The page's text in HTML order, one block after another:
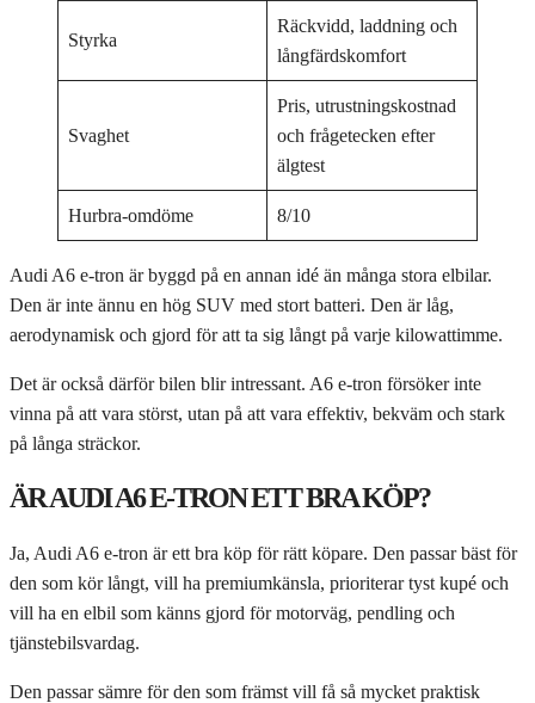
Styrka
Räckvidd, laddning och
långfärdskomfort
Svaghet
Pris, utrustningskostnad
och frågetecken efter
älgtest
Hurbra-omdöme 8/10
Audi A6 e-tron är byggd på en annan idé än många stora elbilar.
Den är inte ännu en hög SUV med stort batteri. Den är låg,
aerodynamisk och gjord för att ta sig långt på varje kilowattimme.
Det är också därför bilen blir intressant. A6 e-tron försöker inte
vinna på att vara störst, utan på att vara effektiv, bekväm och stark
på långa sträckor.
ÄR AUDI A6 E-TRON ETT BRA KÖP?
Ja, Audi A6 e-tron är ett bra köp för rätt köpare. Den passar bäst för
den som kör långt, vill ha premiumkänsla, prioriterar tyst kupé och
vill ha en elbil som känns gjord för motorväg, pendling och
tjänstebilsvardag.
Den passar sämre för den som främst vill få så mycket praktisk